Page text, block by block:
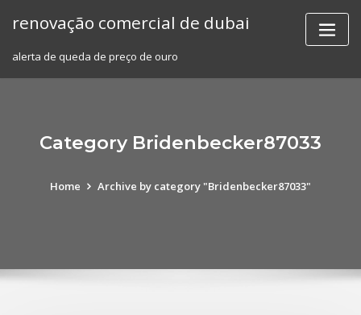
renovação comercial de dubai
alerta de queda de preço de ouro
Category Bridenbecker87033
Home Archive by category "Bridenbecker87033"